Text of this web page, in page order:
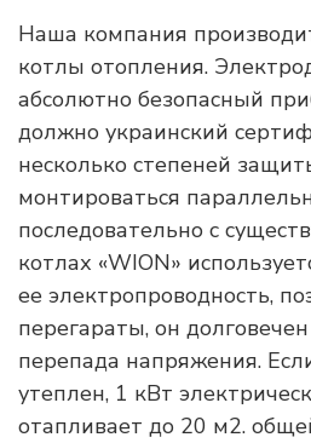
Наша компания
котлы отопления.
абсолютно безопасный
должно украинский
несколько степеней
монтироваться
последовательно с
котлах «WION»
ее электропроводность,
перегараты, он
перепада напряжения.
утеплен, 1 кВт
отапливает до 20 м2.